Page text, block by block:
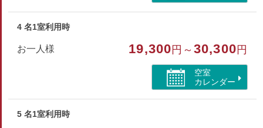
4 名1室利用時
お一人様 19,300 円～30,300 円
空室
カレンダー
5 名1室利用時